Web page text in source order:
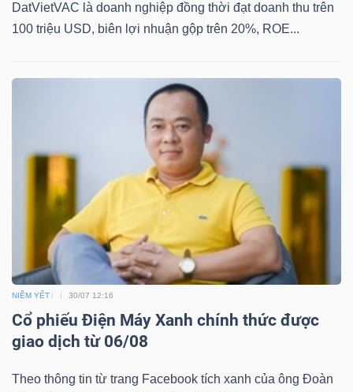
DatVietVAC là doanh nghiệp đồng thời đạt doanh thu trên
100 triệu USD, biên lợi nhuận gộp trên 20%, ROE...
NIÊM YẾT 30/07 12:16
Cổ phiếu Điện Máy Xanh chính thức được
giao dịch từ 06/08
Theo thông tin từ trang Facebook tích xanh của ông Đoàn
YẾU
CHĂM
SÓC
SỨC
KHỎE